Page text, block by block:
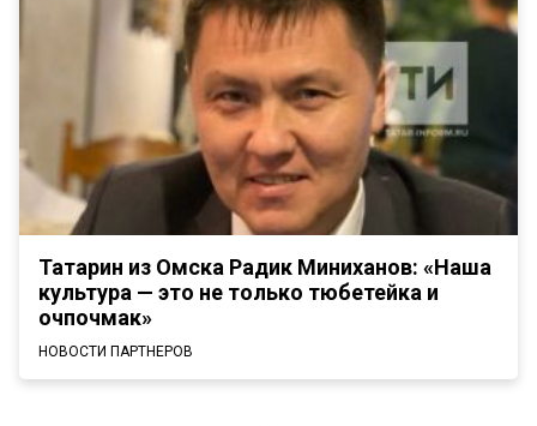
Татарин из Омска Радик Миниханов: «Наша
культура — это не только тюбетейка и
очпочмак»
НОВОСТИ ПАРТНЕРОВ